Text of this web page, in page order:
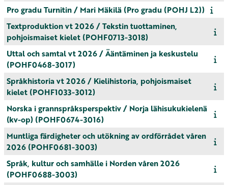
Pro gradu Turnitin / Mari Mäkilä (Pro gradu (POHJ L2))
Textproduktion vt 2026 / Tekstin tuottaminen,
pohjoismaiset kielet (POHF0713-3018)
Uttal och samtal vt 2026 / Ääntäminen ja keskustelu
(POHF0468-3017)
Språkhistoria vt 2026 / Kielihistoria, pohjoismaiset
kielet (POHF1033-3012)
Norska i grannspråksperspektiv / Norja lähisukukielenä
(kv-op) (POHF0674-3016)
Muntliga färdigheter och utökning av ordförrådet våren
2026 (POHF0681-3003)
Språk, kultur och samhälle i Norden våren 2026
(POHF0688-3003)